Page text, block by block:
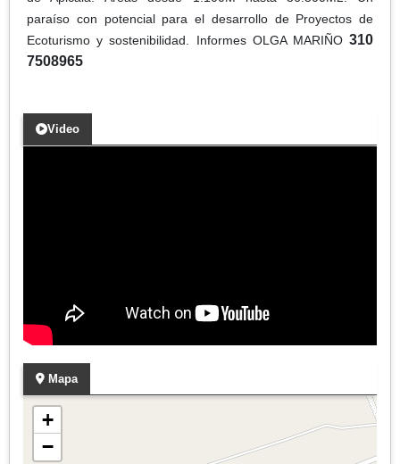
paraíso con potencial para el desarrollo de Proyectos de
Ecoturismo y sostenibilidad. Informes OLGA MARIÑO 310
7508965
Video
Mapa
+
−